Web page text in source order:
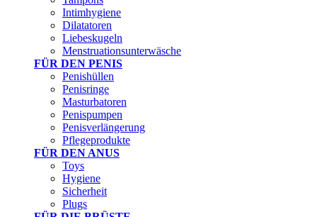
Intimhygiene
Dilatatoren
Liebeskugeln
Menstruationsunterwäsche
FÜR DEN PENIS
Penishüllen
Penisringe
Masturbatoren
Penispumpen
Penisverlängerung
Pflegeprodukte
FÜR DEN ANUS
Toys
Hygiene
Sicherheit
Plugs